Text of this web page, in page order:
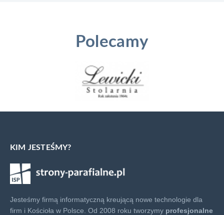
Polecamy
KIM JESTEŚMY?
Jesteśmy firmą informatyczną kreującą nowe technologie dla
firm i Kościoła w Polsce. Od 2008 roku tworzymy profesjonalne